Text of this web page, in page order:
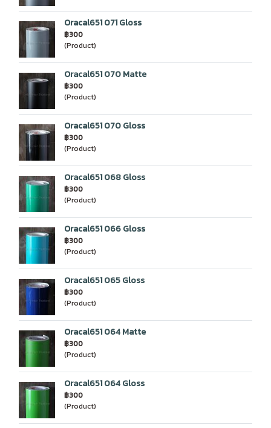
Oracal651 071 Gloss
฿300
(Product)
Oracal651 070 Matte
฿300
(Product)
Oracal651 070 Gloss
฿300
(Product)
Oracal651 068 Gloss
฿300
(Product)
Oracal651 066 Gloss
฿300
(Product)
Oracal651 065 Gloss
฿300
(Product)
Oracal651 064 Matte
฿300
(Product)
Oracal651 064 Gloss
฿300
(Product)